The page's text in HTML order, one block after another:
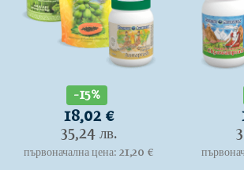
-15%
18,02 €
35,24 лв.
първоначална цена: 21,20 €